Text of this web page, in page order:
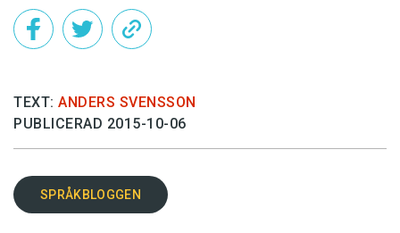
TEXT: ANDERS SVENSSON
PUBLICERAD 2015-10-06
SPRÅKBLOGGEN